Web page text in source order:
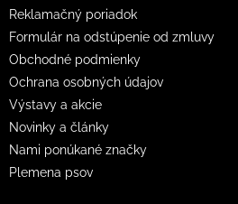
Reklamačný poriadok
Formulár na odstúpenie od zmluvy
Obchodné podmienky
Ochrana osobných údajov
Výstavy a akcie
Novinky a články
Nami ponúkané značky
Plemena psov